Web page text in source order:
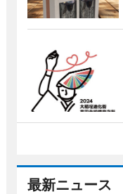
最新ニュース